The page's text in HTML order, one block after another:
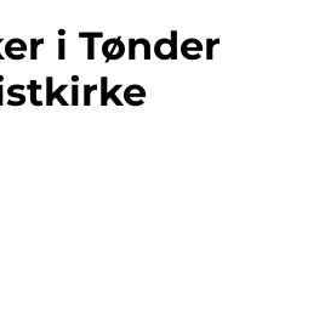
i Tønder